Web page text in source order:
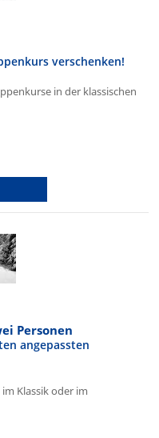
verschenken!
in der klassischen
Personen
angepassten
Klassik oder im